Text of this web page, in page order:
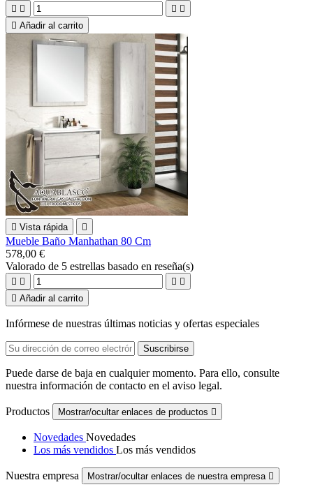
   
 Añadir al carrito
 Vista rápida 
Mueble Baño Manhathan 80 Cm
578,00 €
Valorado de 5 estrellas basado en reseña(s)
   
 Añadir al carrito
Infórmese de nuestras últimas noticias y ofertas especiales
Puede darse de baja en cualquier momento. Para ello, consulte
nuestra información de contacto en el aviso legal.
Productos Mostrar/ocultar enlaces de productos 
Novedades Novedades
Los más vendidos Los más vendidos
Nuestra empresa Mostrar/ocultar enlaces de nuestra empresa 